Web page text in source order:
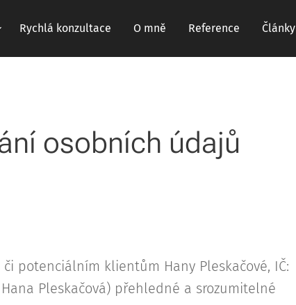
Rychlá konzultace O mně Reference Články
osobních údajů
potenciálním klientům Hany Pleskačové, IČ:
Hana Pleskačová) přehledné a srozumitelné